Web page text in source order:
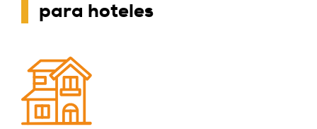
para hoteles